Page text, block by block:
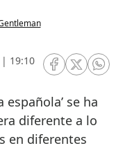
| 19:10
RRSS Facebook
RRSSRRSS
diferente a lo
en diferentes